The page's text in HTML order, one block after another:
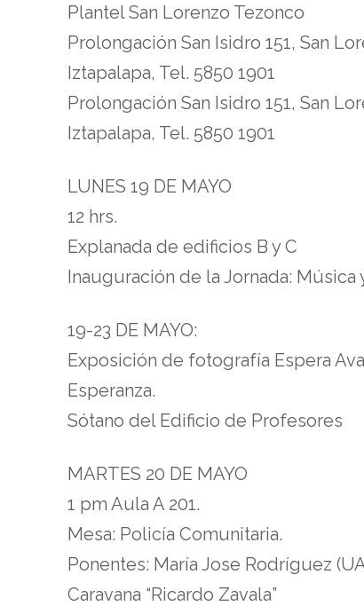
Plantel San Lorenzo Tezonco
Prolongación San Isidro 151, San
Iztapalapa, Tel. 5850 1901
Prolongación San Isidro 151, San
Iztapalapa, Tel. 5850 1901
LUNES 19 DE MAYO
12 hrs.
Explanada de edificios B y C
Inauguración de la Jornada: Música
19-23 DE MAYO:
Exposición de fotografía Espera
Esperanza.
Sótano del Edificio de Profesores
MARTES 20 DE MAYO
1 pm Aula A 201.
Mesa: Policía Comunitaria.
Ponentes: María Jose Rodríguez
Caravana “Ricardo Zavala”